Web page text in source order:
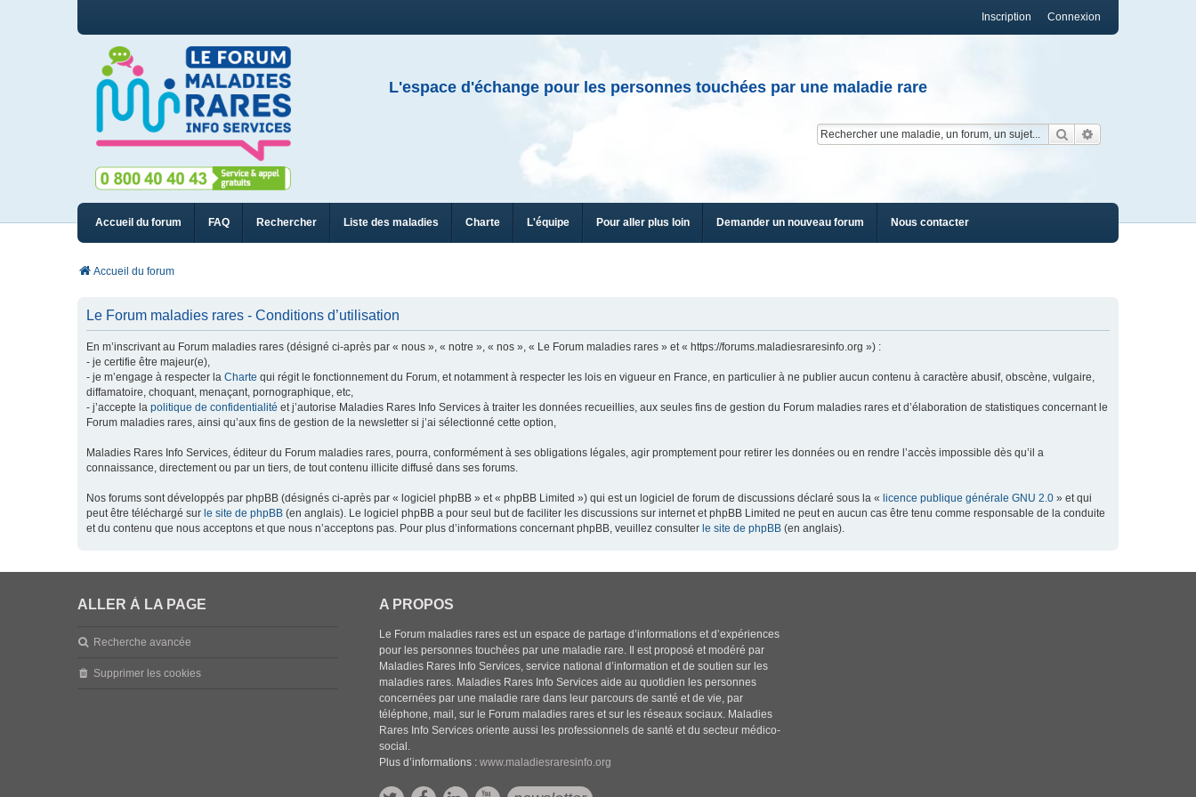
Connexion
Inscription
L'espace d'échange pour les personnes touchées par une maladie rare
Rechercher
Accueil du forum FAQ Rechercher Liste des maladies Charte L'équipe Pour aller plus loin Demander un nouveau forum Nous contacter
Accueil du forum
Le Forum maladies rares - Conditions d’utilisation
En m’inscrivant au Forum maladies rares (désigné ci-après par « nous », « notre », « nos », « Le Forum maladies rares » et « https://forums.maladiesraresinfo.org ») :
- je certifie être majeur(e),
- je m’engage à respecter la Charte qui régit le fonctionnement du Forum, et notamment à respecter les lois en vigueur en France, en particulier à ne publier aucun contenu à caractère abusif, obscène, vulgaire,
diffamatoire, choquant, menaçant, pornographique, etc,
- j’accepte la politique de confidentialité et j’autorise Maladies Rares Info Services à traiter les données recueillies, aux seules fins de gestion du Forum maladies rares et d’élaboration de statistiques concernant le
Forum maladies rares, ainsi qu’aux fins de gestion de la newsletter si j’ai sélectionné cette option,
Maladies Rares Info Services, éditeur du Forum maladies rares, pourra, conformément à ses obligations légales, agir promptement pour retirer les données ou en rendre l’accès impossible dès qu’il a
connaissance, directement ou par un tiers, de tout contenu illicite diffusé dans ses forums.
Nos forums sont développés par phpBB (désignés ci-après par « logiciel phpBB » et « phpBB Limited ») qui est un logiciel de forum de discussions déclaré sous la « licence publique générale GNU 2.0 » et qui
peut être téléchargé sur le site de phpBB (en anglais). Le logiciel phpBB a pour seul but de faciliter les discussions sur internet et phpBB Limited ne peut en aucun cas être tenu comme responsable de la conduite
et du contenu que nous acceptons et que nous n’acceptons pas. Pour plus d’informations concernant phpBB, veuillez consulter le site de phpBB (en anglais).
ALLER À LA PAGE
Recherche avancée
Supprimer les cookies
A PROPOS
Le Forum maladies rares est un espace de partage d’informations et d’expériences
pour les personnes touchées par une maladie rare. Il est proposé et modéré par
Maladies Rares Info Services, service national d’information et de soutien sur les
maladies rares. Maladies Rares Info Services aide au quotidien les personnes
concernées par une maladie rare dans leur parcours de santé et de vie, par
téléphone, mail, sur le Forum maladies rares et sur les réseaux sociaux. Maladies
Rares Info Services oriente aussi les professionnels de santé et du secteur médico-
social.
Plus d’informations :www.maladiesraresinfo.org